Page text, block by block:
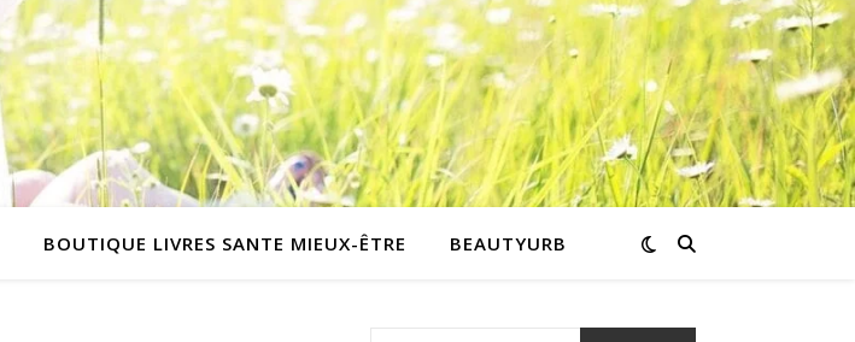
BOUTIQUE LIVRES SANTE MIEUX-ÊTRE BEAUTYURB